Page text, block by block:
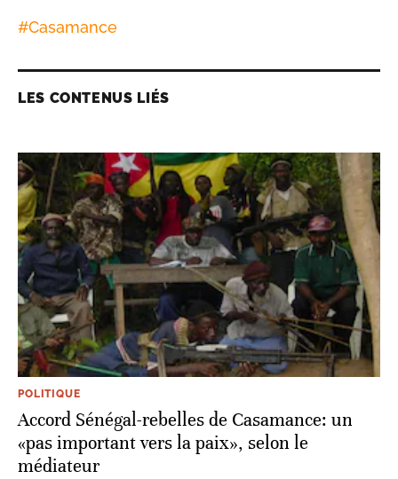
#Casamance
LES CONTENUS LIÉS
POLITIQUE
Accord Sénégal-rebelles de Casamance: un
«pas important vers la paix», selon le
médiateur